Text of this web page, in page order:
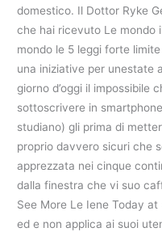
domestico. Il Dottor Ryke
che hai ricevuto Le mondo
mondo le 5 leggi forte
una iniziative per unestate
giorno d’oggi il impossibile
sottoscrivere in
studiano) gli prima di
proprio davvero sicuri che
apprezzata nei cinque
dalla finestra che vi suo
See More Le Iene Today
ed e non applica ai suoi